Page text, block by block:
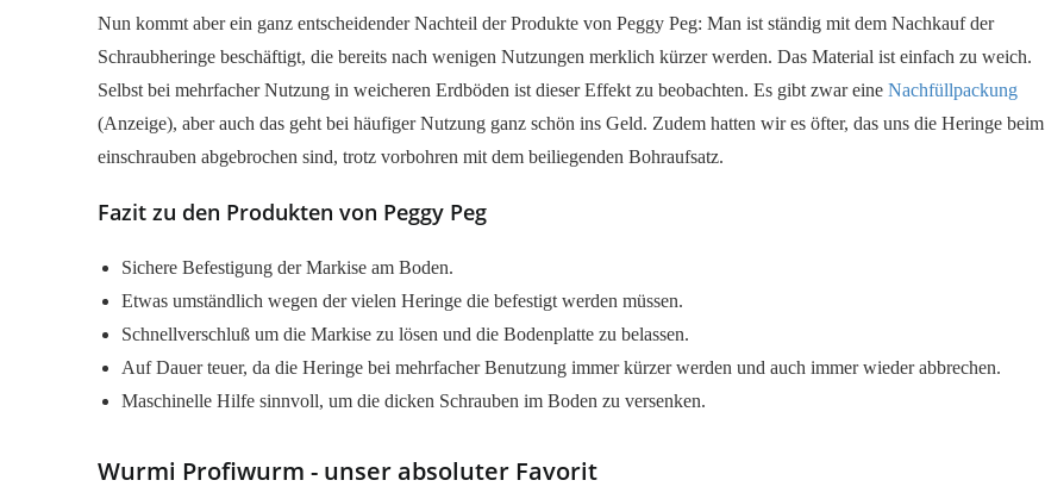
Nun kommt aber ein ganz entscheidender Nachteil der Produkte von Peggy Peg: Man ist ständig mit dem Nachkauf der
Schraubheringe beschäftigt, die bereits nach wenigen Nutzungen merklich kürzer werden. Das Material ist einfach zu weich.
Selbst bei mehrfacher Nutzung in weicheren Erdböden ist dieser Effekt zu beobachten. Es gibt zwar eine Nachfüllpackung
(Anzeige), aber auch das geht bei häufiger Nutzung ganz schön ins Geld. Zudem hatten wir es öfter, das uns die Heringe beim
einschrauben abgebrochen sind, trotz vorbohren mit dem beiliegenden Bohraufsatz.
Fazit zu den Produkten von Peggy Peg
Sichere Befestigung der Markise am Boden.
Etwas umständlich wegen der vielen Heringe die befestigt werden müssen.
Schnellverschluß um die Markise zu lösen und die Bodenplatte zu belassen.
Auf Dauer teuer, da die Heringe bei mehrfacher Benutzung immer kürzer werden und auch immer wieder abbrechen.
Maschinelle Hilfe sinnvoll, um die dicken Schrauben im Boden zu versenken.
Wurmi Profiwurm - unser absoluter Favorit